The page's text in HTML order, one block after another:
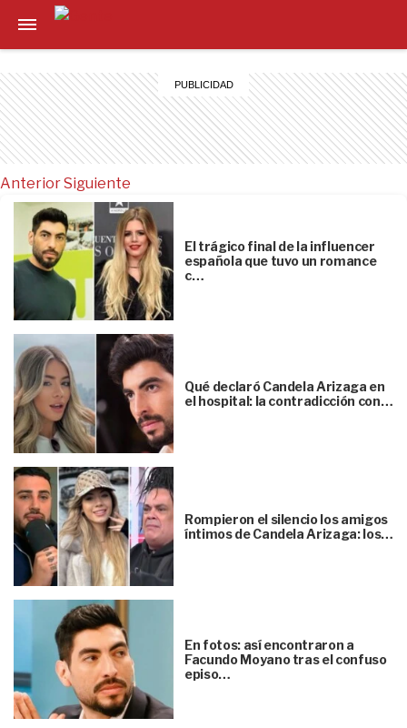
Anterior
El trágico final de la influencer
española que tuvo un romance
c…
Qué declaró Candela Arizaga en
el hospital: la contradicción con…
Rompieron el silencio los amigos
íntimos de Candela Arizaga: los…
En fotos: así encontraron a
Facundo Moyano tras el confuso
episo…
Siguiente